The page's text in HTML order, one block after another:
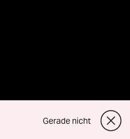
Gerade nicht